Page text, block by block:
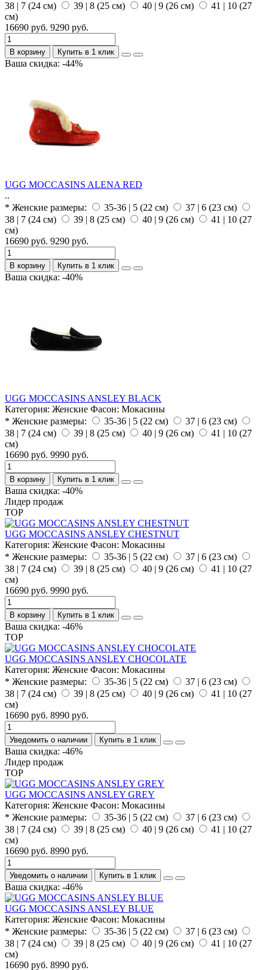
38 | 7 (24 см)
39 | 8 (25 см) 40 | 9 (26 см)
41 | 10 (27
см)
16690 руб. 9290 руб.
В корзину Купить в 1 клик
Ваша скидка: -44%
UGG MOCCASINS ALENA RED
..
* Женские размеры:
35-36 | 5 (22 см)
37 | 6 (23 см)
38 | 7 (24 см)
39 | 8 (25 см) 40 | 9 (26 см)
41 | 10 (27
см)
16690 руб. 9290 руб.
В корзину Купить в 1 клик
Ваша скидка: -40%
UGG MOCCASINS ANSLEY BLACK
Категория: Женские Фасон: Мокасины
* Женские размеры:
35-36 | 5 (22 см)
37 | 6 (23 см)
38 | 7 (24 см)
39 | 8 (25 см) 40 | 9 (26 см)
41 | 10 (27
см)
16690 руб. 9990 руб.
В корзину Купить в 1 клик
Ваша скидка: -40%
Лидер продаж
TOP
UGG MOCCASINS ANSLEY CHESTNUT
Категория: Женские Фасон: Мокасины
* Женские размеры:
35-36 | 5 (22 см)
37 | 6 (23 см)
38 | 7 (24 см)
39 | 8 (25 см) 40 | 9 (26 см)
41 | 10 (27
см)
16690 руб. 9990 руб.
В корзину Купить в 1 клик
Ваша скидка: -46%
TOP
UGG MOCCASINS ANSLEY CHOCOLATE
Категория: Женские Фасон: Мокасины
* Женские размеры:
35-36 | 5 (22 см)
37 | 6 (23 см)
38 | 7 (24 см)
39 | 8 (25 см) 40 | 9 (26 см)
41 | 10 (27
см)
16690 руб. 8990 руб.
Уведомить о наличии Купить в 1 клик
Ваша скидка: -46%
Лидер продаж
TOP
UGG MOCCASINS ANSLEY GREY
Категория: Женские Фасон: Мокасины
* Женские размеры:
35-36 | 5 (22 см)
37 | 6 (23 см)
38 | 7 (24 см)
39 | 8 (25 см) 40 | 9 (26 см)
41 | 10 (27
см)
16690 руб. 8990 руб.
Уведомить о наличии Купить в 1 клик
Ваша скидка: -46%
UGG MOCCASINS ANSLEY BLUE
Категория: Женские Фасон: Мокасины
* Женские размеры:
35-36 | 5 (22 см)
37 | 6 (23 см)
38 | 7 (24 см)
39 | 8 (25 см) 40 | 9 (26 см)
41 | 10 (27
см)
16690 руб. 8990 руб.